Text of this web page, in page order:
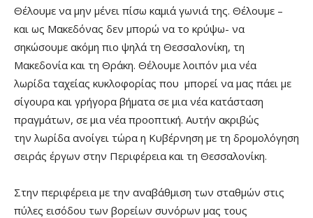
Θέλουμε να μην μένει πίσω καμιά γωνιά της. Θέλουμε –
και ως Μακεδόνας δεν μπορώ να το κρύψω- να
σηκώσουμε ακόμη πιο ψηλά τη Θεσσαλονίκη, τη
Μακεδονία και τη Θράκη. Θέλουμε λοιπόν μια νέα
λωρίδα ταχείας κυκλοφορίας που μπορεί να μας πάει με
σίγουρα και γρήγορα βήματα σε μια νέα κατάσταση
πραγμάτων, σε μια νέα προοπτική. Αυτήν ακριβώς
την λωρίδα ανοίγει τώρα η Κυβέρνηση με τη δρομολόγηση
σειράς έργων στην Περιφέρεια και τη Θεσσαλονίκη.
Στην περιφέρεια με την αναβάθμιση των σταθμών στις
πύλες εισόδου των βορείων συνόρων μας τους